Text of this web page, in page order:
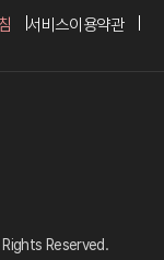
서비스이용약관
Reserved.